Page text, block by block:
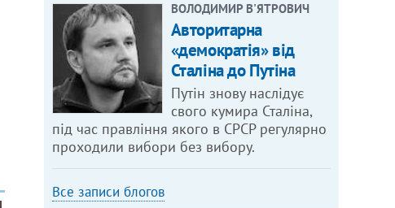
ВОЛОДИМИР В'ЯТРОВИЧ
Авторитарна
«демократія» від
Сталіна до Путіна
Путін знову наслідує
свого кумира Сталіна,
під час правління якого в СРСР регулярно
проходили вибори без вибору.
Все записи блогов